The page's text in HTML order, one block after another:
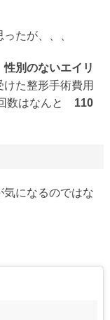
ったが、、、
性別のないエイリ
た整形手術費用
数はなんと 110
気になるのではな